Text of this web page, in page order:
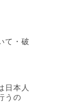
て・破
日本人
うの